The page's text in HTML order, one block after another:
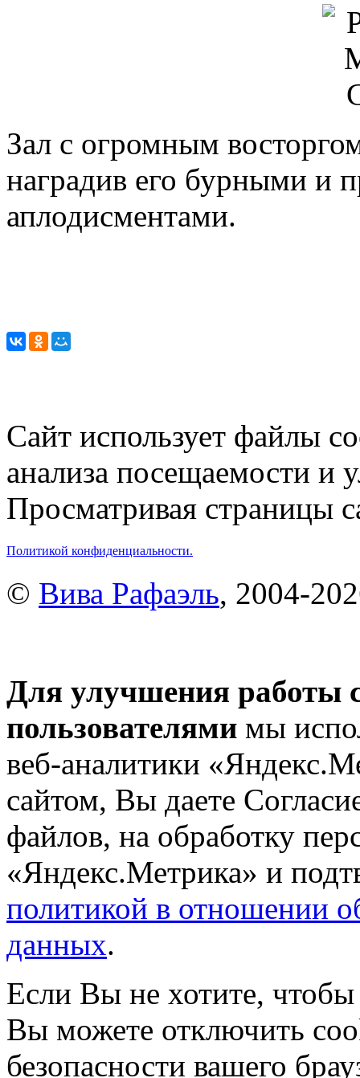
Зал с огромным
наградив его бурными и
аплодисментами.
Сайт использует файлы
анализа посещаемости и
Просматривая страницы
Политикой конфиденциальности.
© Вива Рафаэль, 2004-
Для улучшения работы
пользователями мы
веб-аналитики
сайтом, Вы даете
файлов, на обработку
«Яндекс.Метрика» и
политикой в отношении
данных.
Если Вы не хотите,
Вы можете отключить
безопасности вашего